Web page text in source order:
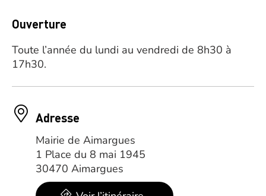
Ouverture
Toute l’année du lundi au vendredi de 8h30 à
17h30.
Adresse
Mairie de Aimargues
1 Place du 8 mai 1945
30470 Aimargues